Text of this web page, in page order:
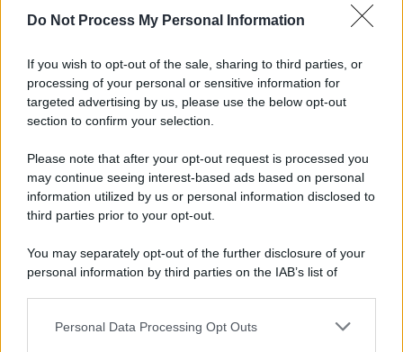
Do Not Process My Personal Information
If you wish to opt-out of the sale, sharing to third parties, or
processing of your personal or sensitive information for
targeted advertising by us, please use the below opt-out
section to confirm your selection.
Please note that after your opt-out request is processed you
may continue seeing interest-based ads based on personal
information utilized by us or personal information disclosed to
third parties prior to your opt-out.
You may separately opt-out of the further disclosure of your
personal information by third parties on the IAB’s list of
This information may also be disclosed by us to third parties
Personal Data Processing Opt Outs